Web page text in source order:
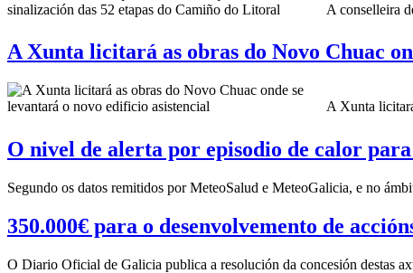
A conselleira
A Xunta licitará as obras do Novo Chuac
A Xunta
O nivel de alerta por episodio de calor
Segundo os datos remitidos por MeteoSalud e MeteoGalicia, e no
350.000€ para o desenvolvemento de
O Diario Oficial de Galicia publica a resolución da concesión destas